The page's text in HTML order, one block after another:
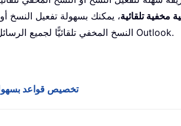
مخفية تلقائية، يمكنك بسهولة تفعيل النسخ أو
النسخ المخفي تلقائيًّا لجميع الرسائل الصادرة، أو حتى تخصيص قواعد ذكية لإدارة النسخ والنسخ المخفي في Outlook.
تخصيص قواعد